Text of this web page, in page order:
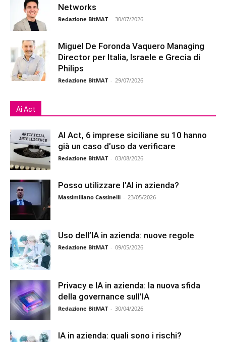
Networks
Redazione BitMAT - 30/07/2026
Miguel De Foronda Vaquero Managing
Director per Italia, Israele e Grecia di
Philips
Redazione BitMAT - 29/07/2026
Ai Act
AI Act, 6 imprese siciliane su 10 hanno
già un caso d’uso da verificare
Redazione BitMAT - 03/08/2026
Posso utilizzare l’AI in azienda?
Massimiliano Cassinelli - 23/05/2026
Uso dell’IA in azienda: nuove regole
Redazione BitMAT - 09/05/2026
Privacy e IA in azienda: la nuova sfida
della governance sull’IA
Redazione BitMAT - 30/04/2026
IA in azienda: quali sono i rischi?